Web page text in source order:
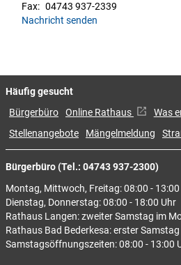
Fax: 04743 937-2339
Nachricht senden
Bürgerbüro (Tel.: 04743 937-2300)
Montag, Mittwoch, Freitag: 08:00 - 13:00
Dienstag, Donnerstag: 08:00 - 18:00 Uhr
Rathaus Langen: zweiter Samstag im
Rathaus Bad Bederkesa: erster
Samstagsöffnungszeiten: 08:00 - 13:00
Häufig gesucht
Bürgerbüro Online Rathaus
Was
Stellenangebote
Mängelmeldung